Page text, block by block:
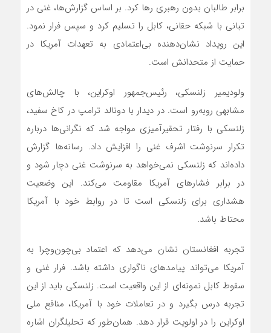
برابر طالبان بدون رهبری رها کرد. بر اساس گزارش‌ها، غنی در
تبانی با شبکه حقانی، کابل را تسلیم کرد و سپس فرار نمود.
این رویداد نشان‌دهنده بی‌اعتمادی به تعهدات آمریکا در
حمایت از متحدانش است.
ولودیمیر زلنسکی، رئیس‌جمهور اوکراین، با چالش‌های
مشابهی روبه‌رو است. در دیدار با دونالد ترامپ در کاخ سفید،
زلنسکی با رفتار تحقیرآمیزی مواجه شد که نگرانی‌ها درباره
تکرار سرنوشت اشرف غنی را افزایش داد. رسانه‌ها گزارش
داده‌اند که زلنسکی نمی‌خواهد به سرنوشت غنی دچار شود و
در برابر فشارهای آمریکا مقاومت می‌کند. این وضعیت
هشداری برای زلنسکی است تا در روابط خود با آمریکا
محتاط باشد.
تجربه افغانستان نشان می‌دهد که اعتماد بی‌چون‌وچرا به
آمریکا می‌تواند پیامدهای ناگواری داشته باشد. فرار غنی و
سقوط کابل نمونه‌ای از این واقعیت است. زلنسکی باید از این
تجربه درس بگیرد و در تعاملات خود با آمریکا، منافع ملی
اوکراین را در اولویت قرار دهد. همان‌طور که تحلیلگران اشاره